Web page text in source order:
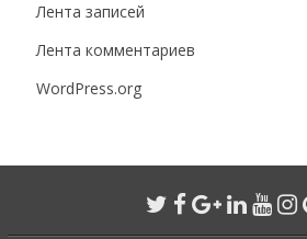
Лента записей
Лента комментариев
WordPress.org